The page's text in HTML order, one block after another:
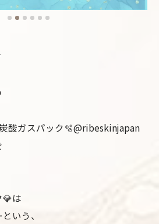
酸ガスパック🫧@ribeskinjapan
は
いう、